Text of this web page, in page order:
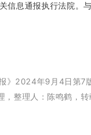
信息通报执行法院。
》2024年9月4日第7
，整理人：陈鸣鹤，